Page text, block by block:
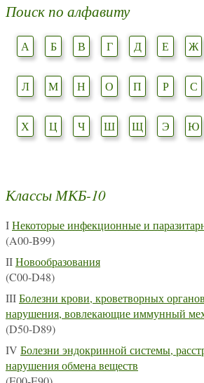
Поиск по алфавиту
А Б В Г Д Е Ж
Л М Н О П Р С
Х Ц Ч Ш Щ Э Ю
Классы МКБ-10
IНекоторые инфекционные и
(A00-B99)
IIНовообразования
(C00-D48)
IIIБолезни крови, кроветворных
нарушения, вовлекающие иммунный
(D50-D89)
IV Болезни эндокринной системы,
нарушения обмена веществ